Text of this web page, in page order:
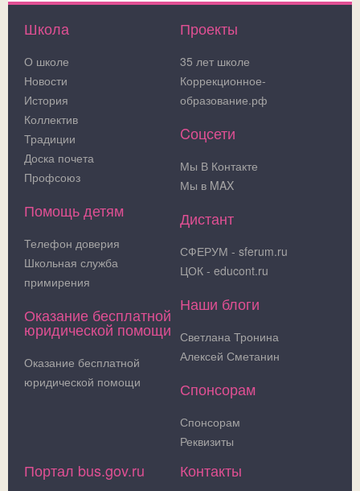
Школа
О школе
Новости
История
Коллектив
Традиции
Доска почета
Профсоюз
Помощь детям
Телефон доверия
Школьная служба
примирения
Оказание бесплатной
юридической помощи
Оказание бесплатной
юридической помощи
Проекты
35 лет школе
Коррекционное-
образование.рф
Cоцсети
Мы В Контакте
Мы в MAX
Дистант
СФЕРУМ - sferum.ru
ЦОК - educont.ru
Наши блоги
Светлана Тронина
Алексей Сметанин
Спонсорам
Спонсорам
Реквизиты
Портал bus.gov.ru Контакты